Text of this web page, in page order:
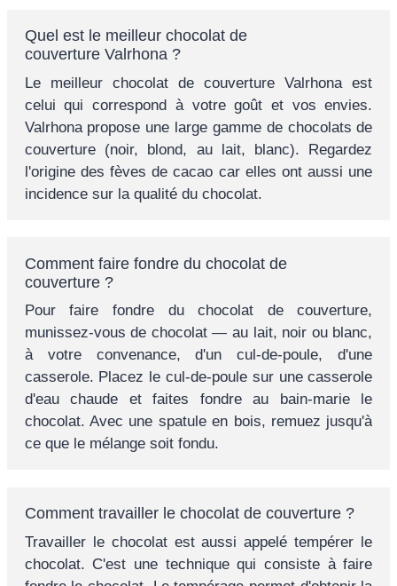
Quel est le meilleur chocolat de
couverture Valrhona ?
Le meilleur chocolat de couverture Valrhona est
celui qui correspond à votre goût et vos envies.
Valrhona propose une large gamme de chocolats de
couverture (noir, blond, au lait, blanc). Regardez
l'origine des fèves de cacao car elles ont aussi une
incidence sur la qualité du chocolat.
Comment faire fondre du chocolat de
couverture ?
Pour faire fondre du chocolat de couverture,
munissez-vous de chocolat — au lait, noir ou blanc,
à votre convenance, d'un cul-de-poule, d'une
casserole. Placez le cul-de-poule sur une casserole
d'eau chaude et faites fondre au bain-marie le
chocolat. Avec une spatule en bois, remuez jusqu'à
ce que le mélange soit fondu.
Comment travailler le chocolat de couverture ?
Travailler le chocolat est aussi appelé tempérer le
chocolat. C'est une technique qui consiste à faire